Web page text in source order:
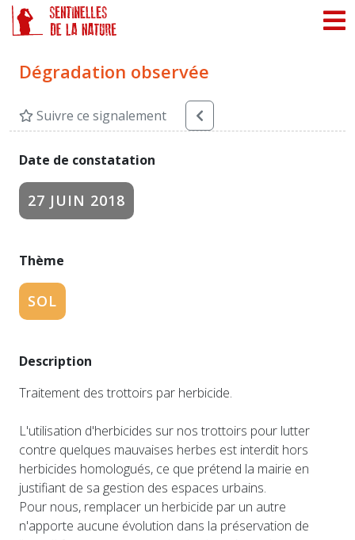
Dégradation observée
Suivre ce signalement
Date de constatation
27 JUIN 2018
Thème
SOL
Description
Traitement des trottoirs par herbicide.
L'utilisation d'herbicides sur nos trottoirs pour lutter
contre quelques mauvaises herbes est interdit hors
herbicides homologués, ce que prétend la mairie en
justifiant de sa gestion des espaces urbains.
Pour nous, remplacer un herbicide par un autre
n'apporte aucune évolution dans la préservation de
Panneau de gestion des cookies